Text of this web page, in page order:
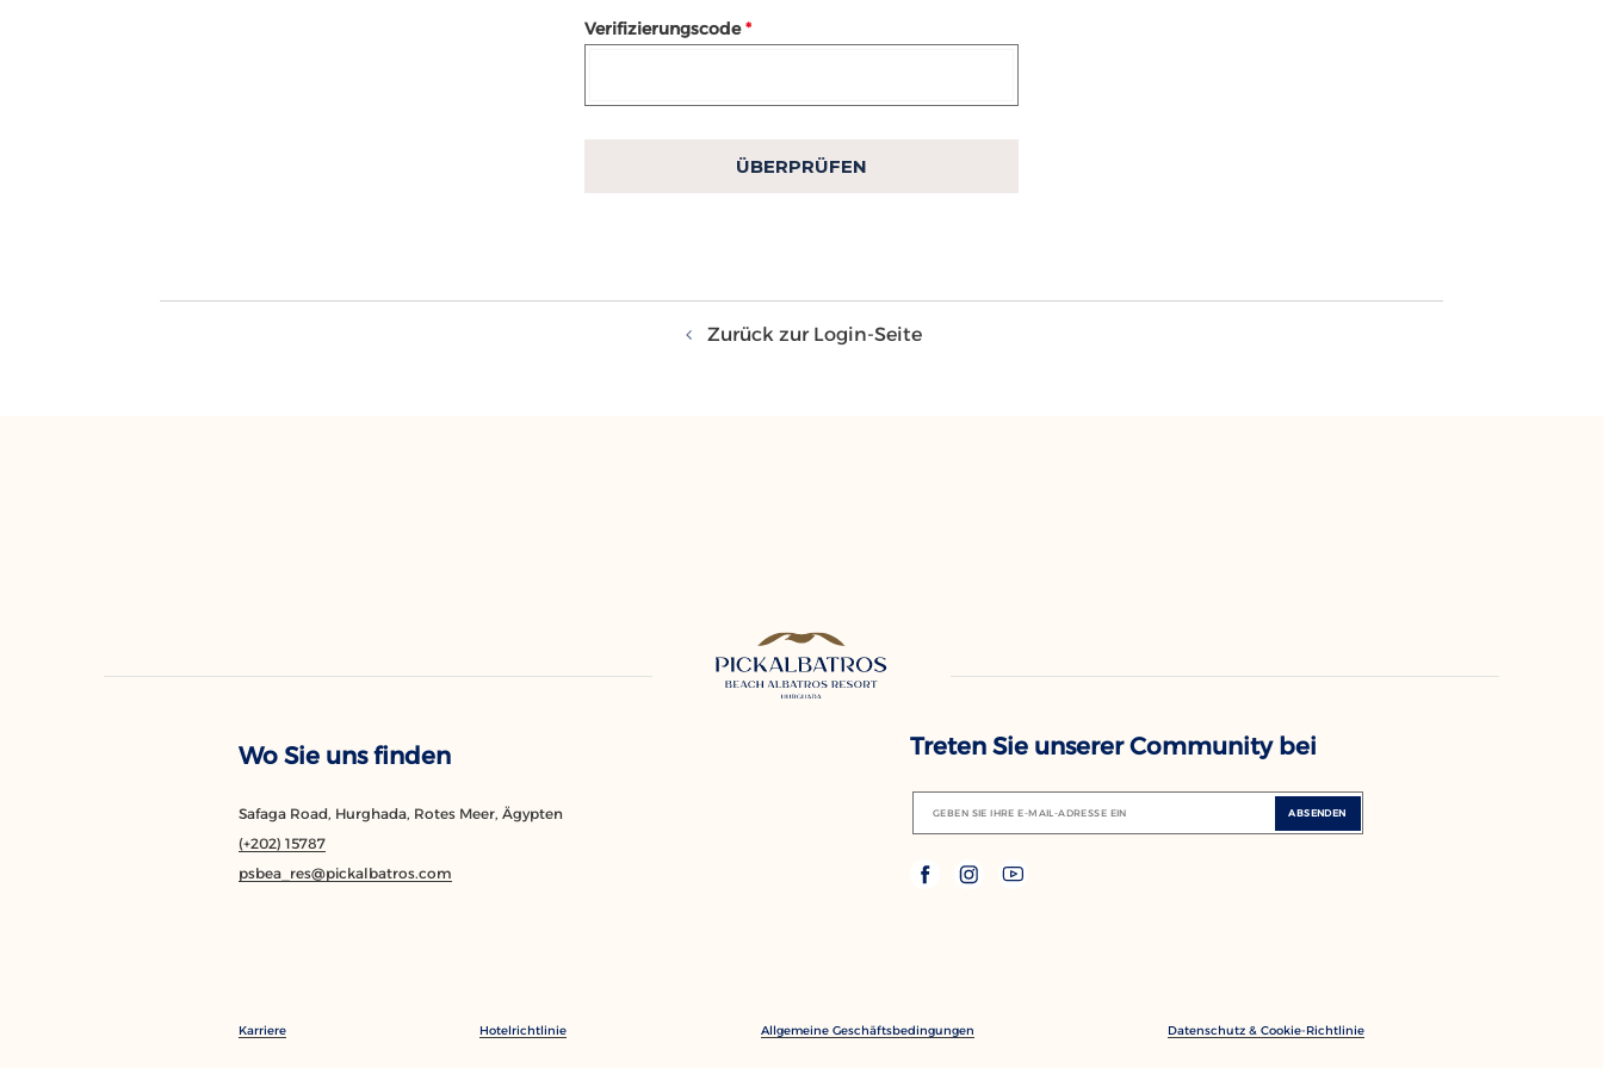
Verifizierungscode*
ÜBERPRÜFEN
Zurück zur Login-Seite
Wo Sie uns finden
Safaga Road, Hurghada, Rotes Meer, Ägypten
(+202) 15787
psbea_res@pickalbatros.com
Treten Sie unserer Community bei
GEBEN SIE IHRE E-MAIL-ADRESSE EIN ABSENDEN
Karriere Hotelrichtlinie Allgemeine Geschäftsbedingungen Datenschutz & Cookie-Richtlinie